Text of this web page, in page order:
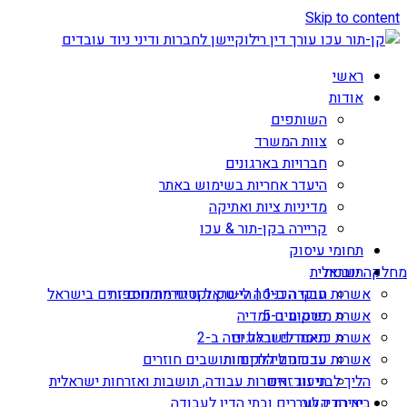
Skip to content
ראשי
אודות
השותפים
צוות המשרד
חברויות בארגונים
היעדר אחריות בשימוש באתר
מדיניות ציות ואתיקה
קריירה בקן-תור & עכו
תחומי עיסוק
מחלקה ישראלית
אשרות עבודה ב-1 | הי-טק וקטגוריות נוספות
אשרת משקיע ב-5
אשרת כניסה לישראל ויזה ב-2
אשרות עבודה ליהודים ותושבים חוזרים
הליך לבני זוג זרים
תובנות
חוקי הכניסה לישראל ודיני מומחים זרים בישראל
פרסומים ומדיה
מאמרים ובלוגים
עדכונים ללקוחות
תיעוד: אשרות עבודה, תושבות ואזרחות ישראלית